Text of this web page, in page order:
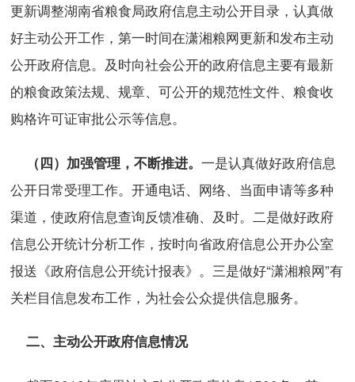
更新调整湖南省粮食局政府信息主动公开目录，认真做
好主动公开工作，第一时间在潇湘粮网更新和发布主动
公开政府信息。及时向社会公开的政府信息主要有最新
的粮食政策法规、规章、可公开的规范性文件、粮食收
购格许可证审批公示等信息。
（四）加强管理，不断推进。 一是认真做好政府信息
公开日常受理工作。开通电话、网络、当面申请等多种
渠道，使政府信息查询反馈准确、及时。二是做好政府
信息公开统计分析工作，按时向省政府信息公开办公室
报送《政府信息公开统计报表》。三是做好“潇湘粮网”有
关栏目信息发布工作，为社会公众提供信息服务。
二、主动公开政府信息情况